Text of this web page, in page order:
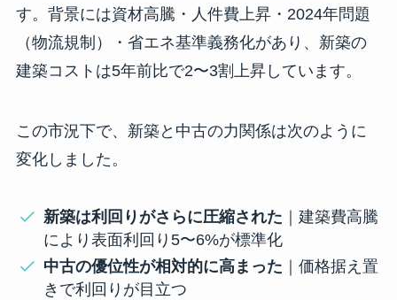
す。背景には資材高騰・人件費上昇・2024年問題
（物流規制）・省エネ基準義務化があり、新築の
建築コストは5年前比で2〜3割上昇しています。
この市況下で、新築と中古の力関係は次のように
変化しました。
新築は利回りがさらに圧縮された ｜建築費高騰
により表面利回り5〜6%が標準化
中古の優位性が相対的に高まった ｜価格据え置
きで利回りが目立つ